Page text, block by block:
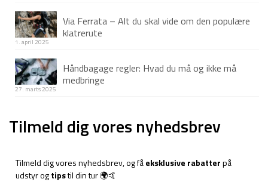
Via Ferrata – Alt du skal vide om den populære
klatrerute
1. april 2025
Håndbagage regler: Hvad du må og ikke må
medbringe
27. marts 2025
Tilmeld dig vores nyhedsbrev
Tilmeld dig vores nyhedsbrev, og fåeksklusive rabatterpå
udstyr ogtipstil din tur 🌍🤙